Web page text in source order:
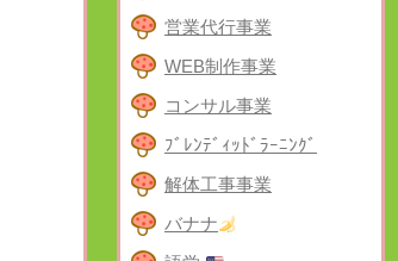
営業代行事業
WEB制作事業
コンサル事業
ﾌﾞﾚﾝﾃﾞｨｯﾄﾞﾗｰﾆﾝｸﾞ
解体工事事業
バナナ